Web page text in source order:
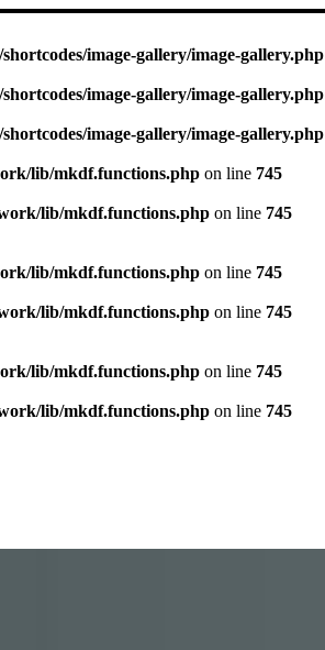
image-gallery/image-gallery.php
image-gallery/image-gallery.php
image-gallery/image-gallery.php
lib/mkdf.functions.php on line 745
lib/mkdf.functions.php on line 745
lib/mkdf.functions.php on line 745
lib/mkdf.functions.php on line 745
lib/mkdf.functions.php on line 745
lib/mkdf.functions.php on line 745